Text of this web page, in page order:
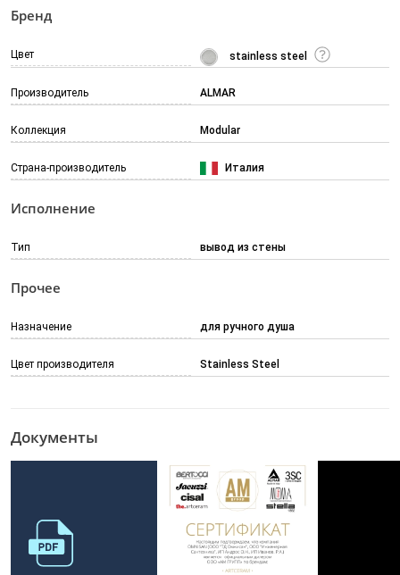
Бренд
Цвет stainless steel
Производитель ALMAR
Коллекция Modular
Страна-производитель Италия
Исполнение
Тип вывод из стены
Прочее
Назначение для ручного душа
Цвет производителя Stainless Steel
Документы